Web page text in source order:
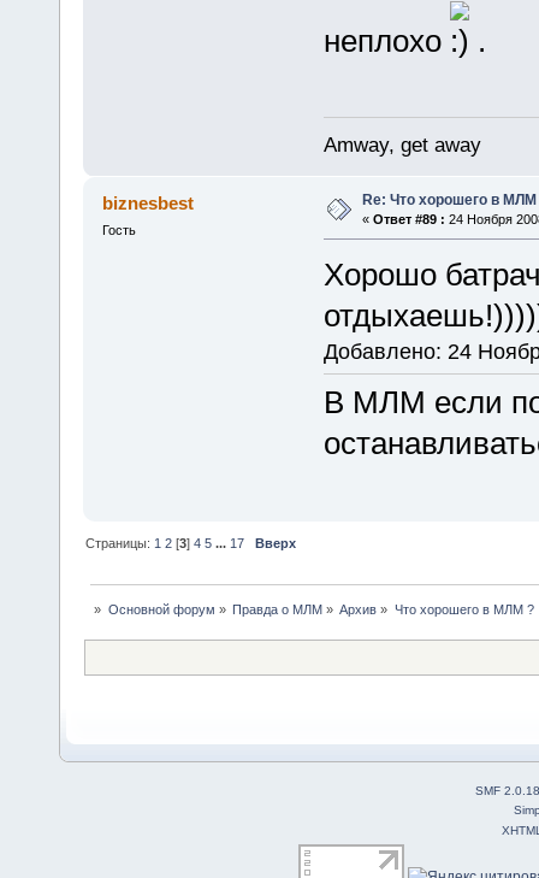
неплохо
.
Amway, get away
biznesbest
Гость
Re: Что хорошего в МЛМ
« Ответ #89 : 24 Ноября
Хорошо
Добавлено: 24
В МЛМ если
Страницы: 1 2 [3]4 5 ... 17 Вверх
» Основной форум » Правда о МЛМ» Архив » Что хорошего в МЛМ ?
SMF 2.0.18